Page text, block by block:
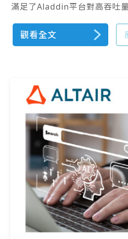
滿足了Aladdin平台對高吞吐
遲儲存，以及高擴展性
觀看全文